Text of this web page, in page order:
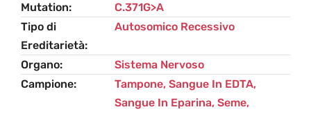
Mutation
C.371G>A
Tipo di
Ereditarietà
Autosomico Recessivo
Organo
Sistema Nervoso
Campione
Tampone, Sangue In EDTA,
Sangue In Eparina, Seme,